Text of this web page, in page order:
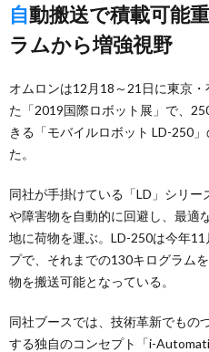
自動搬送で積載可能重量を最大250キログ
ラムから増強視野
オムロンは12月18～21日に東京
た「2019国際ロボット展」で、
きる「モバイルロボット LD-250
た。
同社が手掛けている「LD」シリ
や障害物を自動的に回避し、最適
地に荷物を運ぶ。LD-250は今年
プで、それまでの130キログラム
物を搬送可能となっている。
同社ブースでは、技術革新でもの
する独自のコンセプト「i-